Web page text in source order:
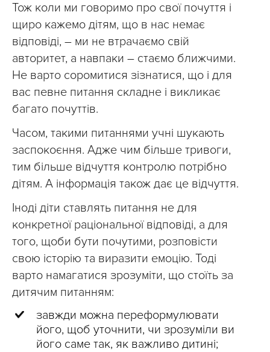
Тож коли ми говоримо про свої почуття і
щиро кажемо дітям, що в нас немає
відповіді, – ми не втрачаємо свій
авторитет, а навпаки – стаємо ближчими.
Не варто соромитися зізнатися, що і для
вас певне питання складне і викликає
багато почуттів.
Часом, такими питаннями учні шукають
заспокоєння. Адже чим більше тривоги,
тим більше відчуття контролю потрібно
дітям. А інформація також дає це відчуття.
Іноді діти ставлять питання не для
конкретної раціональної відповіді, а для
того, щоби бути почутими, розповісти
свою історію та виразити емоцію. Тоді
варто намагатися зрозуміти, що стоїть за
дитячим питанням:
завжди можна переформулювати
його, щоб уточнити, чи зрозуміли ви
його саме так, як важливо дитині;